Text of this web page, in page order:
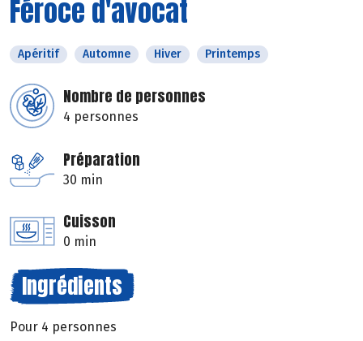
Féroce d'avocat
Apéritif Automne Hiver Printemps
Nombre de personnes
4 personnes
Préparation
30 min
Cuisson
0 min
Ingrédients
Pour 4 personnes